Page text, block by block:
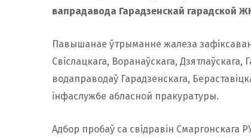
вапрадавода Гарадзенскай гарадской
Павышанае ўтрыманне жалеза
Свіслацкага, Воранаўскага,
водаправодаў Гарадзенскага,
інфаслужбе абласной пракуратуры.
Адбор пробаў са свідравін Смаргонскага